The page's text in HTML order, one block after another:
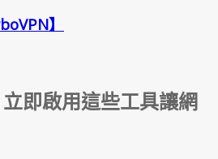
】
即啟用這些工具讓網